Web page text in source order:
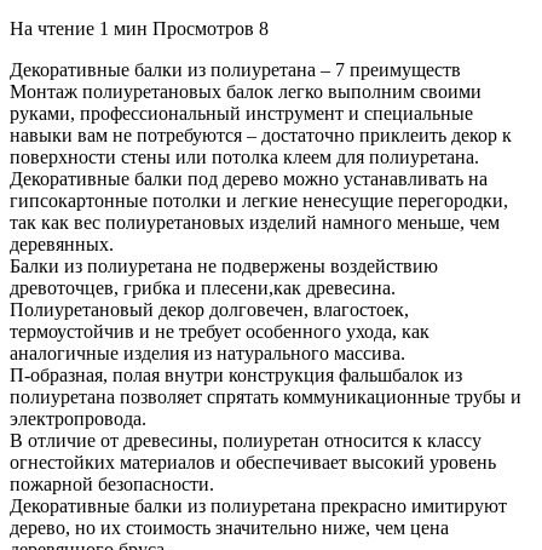
На чтение 1 мин Просмотров 8
Декоративные балки из полиуретана – 7 преимуществ
Монтаж полиуретановых балок легко выполним своими
руками, профессиональный инструмент и специальные
навыки вам не потребуются – достаточно приклеить декор к
поверхности стены или потолка клеем для полиуретана.
Декоративные балки под дерево можно устанавливать на
гипсокартонные потолки и легкие ненесущие перегородки,
так как вес полиуретановых изделий намного меньше, чем
деревянных.
Балки из полиуретана не подвержены воздействию
древоточцев, грибка и плесени,как древесина.
Полиуретановый декор долговечен, влагостоек,
термоустойчив и не требует особенного ухода, как
аналогичные изделия из натурального массива.
П-образная, полая внутри конструкция фальшбалок из
полиуретана позволяет спрятать коммуникационные трубы и
электропровода.
В отличие от древесины, полиуретан относится к классу
огнестойких материалов и обеспечивает высокий уровень
пожарной безопасности.
Декоративные балки из полиуретана прекрасно имитируют
дерево, но их стоимость значительно ниже, чем цена